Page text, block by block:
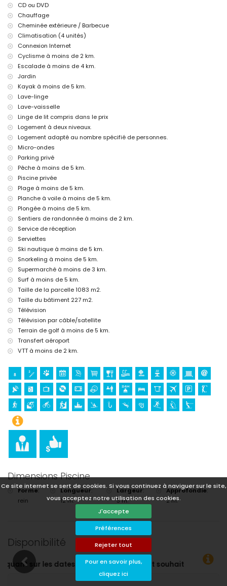
Ce site internet se sert de cookies. Si vous continuez à naviguer sur le site,
vous acceptez notre utilisation des cookies.
J'accepte
Préférences
Rejeter tout
Pour en savoir plus,
cliquez ici
aéroport le plus proche : Alicante (à moins de 100 kilomètres de la
villa)
deuxième aéroport le plus proche : Valence (> 100 kilomètres)
veuillez consulter si les animaux de compagnie sont autorisés
L'hébergement est très adapté pour les familles avec enfants
Installations et services inclus dans le prix de location de la villa
fer et planche à repasser
linge de lit et serviettes de toilette
service de réception et service d'urgence 24h/24
chauffage central et climatisation
Installations et services avec supplément
service d'aéroport
lit d'appoint et lits/couffins pour enfants (sur demande)
Divertissements et activités de loisirs pour vos vacances à Jávea,
Costa Blanca
cinéma, théâtre, bar, promenade (Paseo Marítimo et Jávea) (à moins
de 5 kilomètres de la maison)
Sites touristiques et culturels à Jávea, Costa Blanca
musée (Histórico de Jávea), église (San Bartolomé, Jávea), ruine
(Pueblo Histórico, Jávea), monument (Molinos de Viento, Jávea),
bâtiment architectural (Pueblo Histórico, Jávea) et site historique
(Histórico de Jávea) (à moins de 5 kilomètres de l'hébergement)
château (Portal de la Vila et Denia) (à moins de 25 kilomètres de
l'hébergement)
Sports
golf (La Sella Golf, Denia), randonnée, VTT, cyclisme, escalade, canoë,
kayak, pêche, plongée, snorkeling, surf, planche à voile et ski nautique
(à moins de 5 kilomètres de la villa)
tennis et équitation (à moins de 10 kilomètres de la villa)
CD ou DVD
Chauffage
Cheminée extérieure / Barbecue
Climatisation (4 unités)
Connexion Internet
Cyclisme à moins de 2 km.
Escalade à moins de 4 km.
Jardin
Kayak à moins de 5 km.
Lave-linge
Lave-vaisselle
Linge de lit compris dans le prix
Logement à deux niveaux.
Logement adapté au nombre spécifié de personnes.
Micro-ondes
Parking privé
Pêche à moins de 5 km.
Piscine privée
Plage à moins de 5 km.
Planche à voile à moins de 5 km.
Plongée à moins de 5 km.
Sentiers de randonnée à moins de 2 km.
Service de réception
Serviettes
Ski nautique à moins de 5 km.
Snorkeling à moins de 5 km.
Supermarché à moins de 3 km.
Surf à moins de 5 km.
Taille de la parcelle 1083 m2.
Taille du bâtiment 227 m2.
Télévision
Télévision par câble/satellite
Terrain de golf à moins de 5 km.
Transfert aéroport
VTT à moins de 2 km.
Dimensions Piscine
Forme:
rein
Longueur:
12 m.
Largeur:
5 m.
Approfondie:
2 m.
Disponibilité